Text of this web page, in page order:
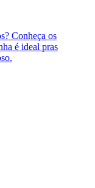
Conheça os
é ideal pras